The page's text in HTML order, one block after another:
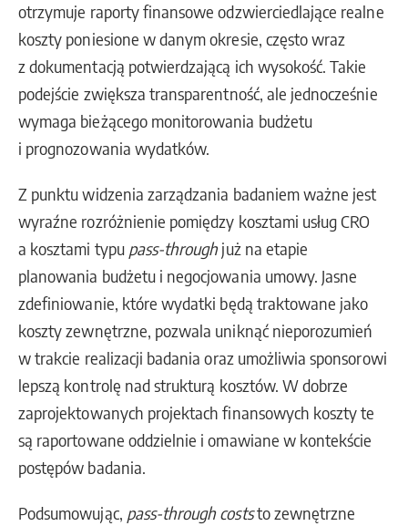
otrzymuje raporty finansowe odzwierciedlające realne
koszty poniesione w danym okresie, często wraz
z dokumentacją potwierdzającą ich wysokość. Takie
podejście zwiększa transparentność, ale jednocześnie
wymaga bieżącego monitorowania budżetu
i prognozowania wydatków.
Z punktu widzenia zarządzania badaniem ważne jest
wyraźne rozróżnienie pomiędzy kosztami usług CRO
a kosztami typu pass-throughjuż na etapie
planowania budżetu i negocjowania umowy. Jasne
zdefiniowanie, które wydatki będą traktowane jako
koszty zewnętrzne, pozwala uniknąć nieporozumień
w trakcie realizacji badania oraz umożliwia sponsorowi
lepszą kontrolę nad strukturą kosztów. W dobrze
zaprojektowanych projektach finansowych koszty te
są raportowane oddzielnie i omawiane w kontekście
postępów badania.
Podsumowując, pass-through coststo zewnętrzne